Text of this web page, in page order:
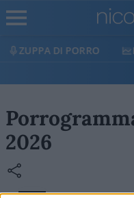
ZUPPA DI PORRO
2026